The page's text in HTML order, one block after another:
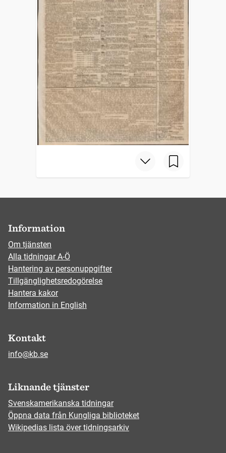
Information
Om tjänsten
Alla tidningar A-Ö
Hantering av personuppgifter
Tillgänglighetsredogörelse
Hantera kakor
Information in English
Kontakt
info@kb.se
Liknande tjänster
Svenskamerikanska tidningar
Öppna data från Kungliga biblioteket
Wikipedias lista över tidningsarkiv